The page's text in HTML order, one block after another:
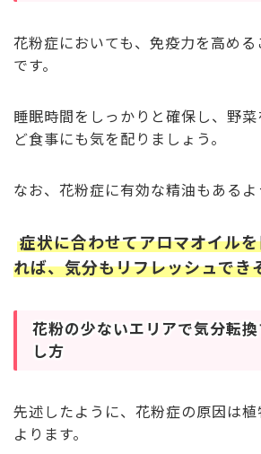
花粉症においても、免疫力を高める
です。
睡眠時間をしっかりと確保し、野
ど食事にも気を配りましょう。
なお、花粉症に有効な精油もあるよ
症状に合わせてアロマオイル
れば、気分もリフレッシュでき
花粉の少ないエリアで気分転
し方
先述したように、花粉症の原因は
よります。